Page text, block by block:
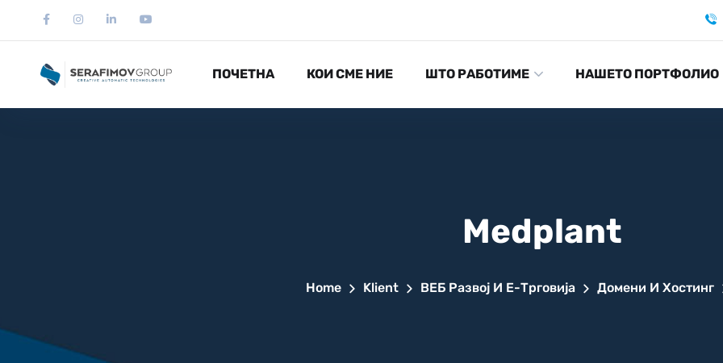
ПОЧЕТНА КОИ СМЕ НИЕ ШТО РАБОТИМЕ НАШЕТО ПОРТФОЛИО
Medplant
Home Klient ВЕБ Развој И Е-Трговија Домени И Хостинг